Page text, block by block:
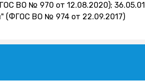
ВО № 970 от 12.08.2020); 36.05.01
(ФГОС ВО № 974 от 22.09.2017)